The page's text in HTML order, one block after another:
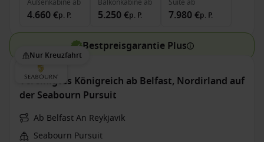
Außenkabine ab
4.660 €p. P.
Balkonkabine ab
5.250 €p. P.
Suite ab
7.980 €p. P.
Bestpreisgarantie Plus
Nur Kreuzfahrt
Vereinigtes Königreich ab Belfast, Nordirland auf
der Seabourn Pursuit
Ab Belfast An Reykjavik
Seabourn Pursuit